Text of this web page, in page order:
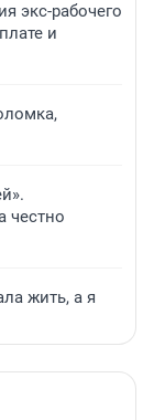
экс-рабочего
и
честно
жить, а я